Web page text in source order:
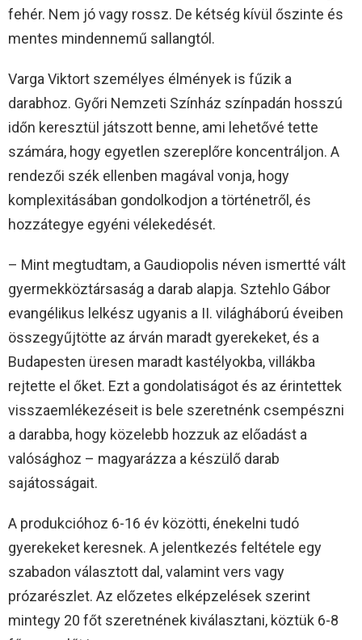
fehér. Nem jó vagy rossz. De kétség kívül őszinte és
mentes mindennemű sallangtól.
Varga Viktort személyes élmények is fűzik a
darabhoz. Győri Nemzeti Színház színpadán hosszú
időn keresztül játszott benne, ami lehetővé tette
számára, hogy egyetlen szereplőre koncentráljon. A
rendezői szék ellenben magával vonja, hogy
komplexitásában gondolkodjon a történetről, és
hozzátegye egyéni vélekedését.
– Mint megtudtam, a Gaudiopolis néven ismertté vált
gyermekköztársaság a darab alapja. Sztehlo Gábor
evangélikus lelkész ugyanis a II. világháború éveiben
összegyűjtötte az árván maradt gyerekeket, és a
Budapesten üresen maradt kastélyokba, villákba
rejtette el őket. Ezt a gondolatiságot és az érintettek
visszaemlékezéseit is bele szeretnénk csempészni
a darabba, hogy közelebb hozzuk az előadást a
valósághoz – magyarázza a készülő darab
sajátosságait.
A produkcióhoz 6-16 év közötti, énekelni tudó
gyerekeket keresnek. A jelentkezés feltétele egy
szabadon választott dal, valamint vers vagy
prózarészlet. Az előzetes elképzelések szerint
mintegy 20 főt szeretnének kiválasztani, köztük 6-8